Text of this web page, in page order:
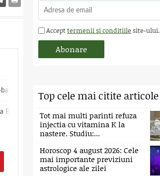
Band)
Accepttermenii si conditiile site-ului.
Top cele mai citite articole
Tot mai multi parinti refuza
injectia cu vitamina K la
nastere. Studiu:...
Horoscop 4 august 2026: Cele
mai importante previziuni
astrologice ale zilei